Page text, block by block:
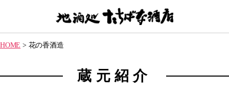
ば
な
HOME > 花の香酒造
蔵元紹介